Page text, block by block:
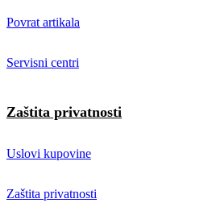
Povrat artikala
Servisni centri
Zaštita privatnosti
Uslovi kupovine
Zaštita privatnosti